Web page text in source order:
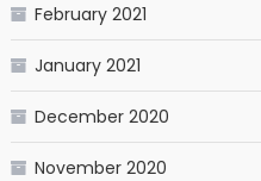
February 2021
January 2021
December 2020
November 2020